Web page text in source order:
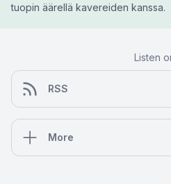
tuopin äärellä kavereiden kanssa.
Listen
RSS
More